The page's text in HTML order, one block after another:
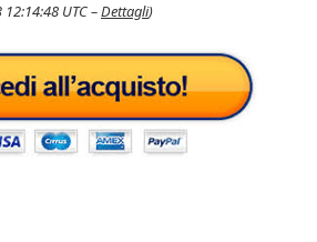
UTC –Dettagli)